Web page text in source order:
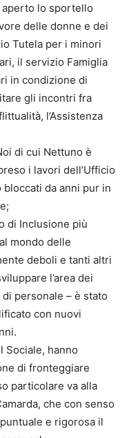
aperto lo sportello
delle donne e dei
Tutela per i minori
il servizio Famiglia
in condizione di
gli incontri fra
l’Assistenza
di cui Nettuno è
i lavori dell’Ufficio
da anni pur in
di Inclusione più
mondo delle
deboli e tanti altri
l’area dei
personale – è stato
con nuovi
Sociale, hanno
di fronteggiare
particolare va alla
che con senso
e rigorosa il